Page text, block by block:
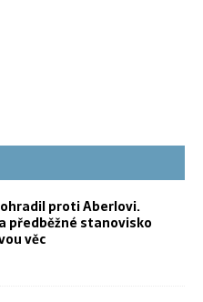
proti Aberlovi.
předběžné stanovisko
věc